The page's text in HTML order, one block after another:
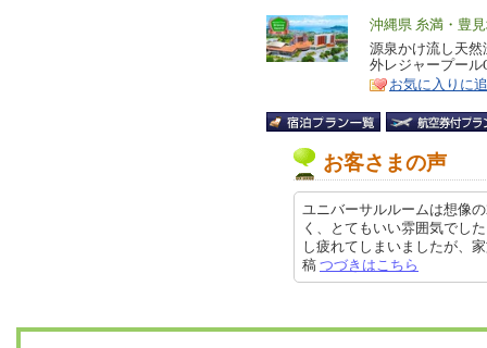
エ
リ
ア
沖縄県 糸満・豊
特
徴
源泉かけ流し天
外レジャープール
お気に入りに
お客さまの声
ユニバーサルルームは想像
く、とてもいい雰囲気でし
し疲れてしまいましたが、
稿 つづきはこちら